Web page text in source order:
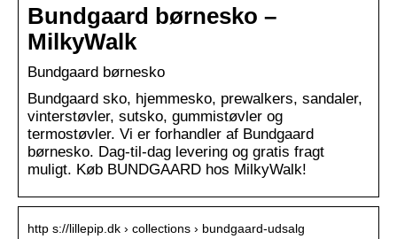
Bundgaard børnesko –
MilkyWalk
Bundgaard børnesko
Bundgaard sko, hjemmesko, prewalkers, sandaler,
vinterstøvler, sutsko, gummistøvler og
termostøvler. Vi er forhandler af Bundgaard
børnesko. Dag-til-dag levering og gratis fragt
muligt. Køb BUNDGAARD hos MilkyWalk!
http s://lillepip.dk › collections › bundgaard-udsalg